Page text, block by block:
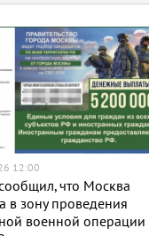
12:00
что Москва
в зону проведения
военной операции